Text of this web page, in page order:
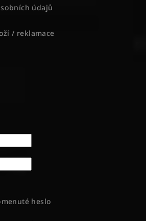
údajů
/ reklamace
heslo